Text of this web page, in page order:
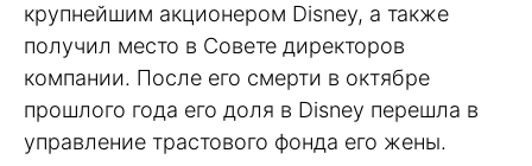
крупнейшим акционером Disney, а также
получил место в Совете директоров
компании. После его смерти в октябре
прошлого года его доля в Disney перешла в
управление трастового фонда его жены.